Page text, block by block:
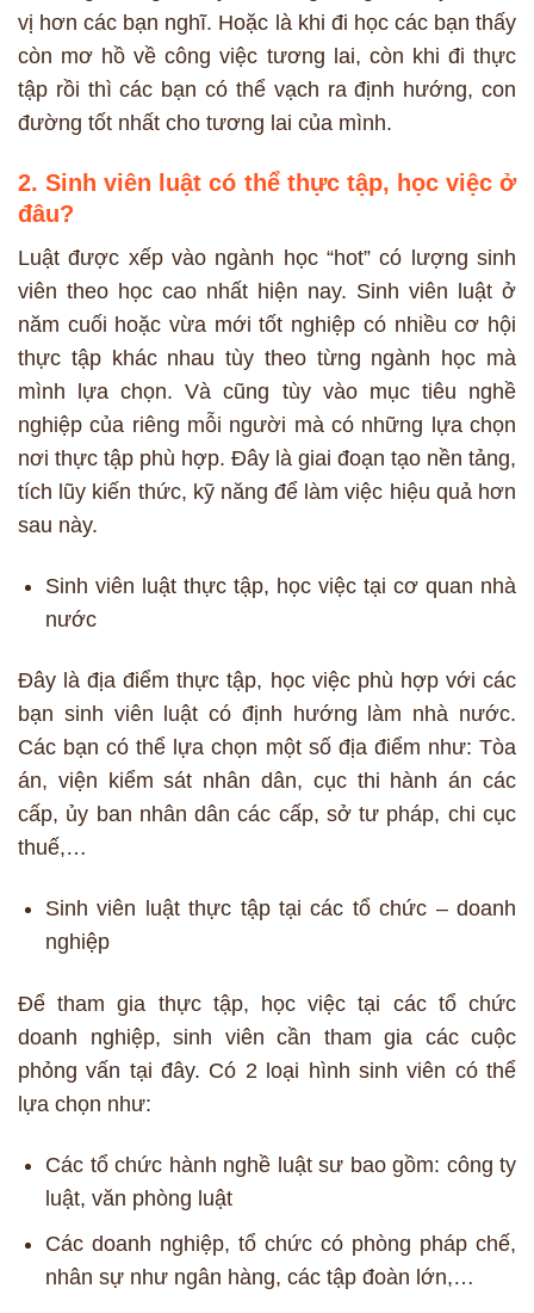
vị hơn các bạn nghĩ. Hoặc là khi đi học các bạn thấy
còn mơ hồ về công việc tương lai, còn khi đi thực
tập rồi thì các bạn có thể vạch ra định hướng, con
đường tốt nhất cho tương lai của mình.
2. Sinh viên luật có thể thực tập, học việc ở
đâu?
Luật được xếp vào ngành học “hot” có lượng sinh
viên theo học cao nhất hiện nay. Sinh viên luật ở
năm cuối hoặc vừa mới tốt nghiệp có nhiều cơ hội
thực tập khác nhau tùy theo từng ngành học mà
mình lựa chọn. Và cũng tùy vào mục tiêu nghề
nghiệp của riêng mỗi người mà có những lựa chọn
nơi thực tập phù hợp. Đây là giai đoạn tạo nền tảng,
tích lũy kiến thức, kỹ năng để làm việc hiệu quả hơn
sau này.
Sinh viên luật thực tập, học việc tại cơ quan nhà
nước
Đây là địa điểm thực tập, học việc phù hợp với các
bạn sinh viên luật có định hướng làm nhà nước.
Các bạn có thể lựa chọn một số địa điểm như: Tòa
án, viện kiểm sát nhân dân, cục thi hành án các
cấp, ủy ban nhân dân các cấp, sở tư pháp, chi cục
thuế,…
Sinh viên luật thực tập tại các tổ chức – doanh
nghiệp
Để tham gia thực tập, học việc tại các tổ chức
doanh nghiệp, sinh viên cần tham gia các cuộc
phỏng vấn tại đây. Có 2 loại hình sinh viên có thể
lựa chọn như:
Các tổ chức hành nghề luật sư bao gồm: công ty
luật, văn phòng luật
Các doanh nghiệp, tổ chức có phòng pháp chế,
nhân sự như ngân hàng, các tập đoàn lớn,…